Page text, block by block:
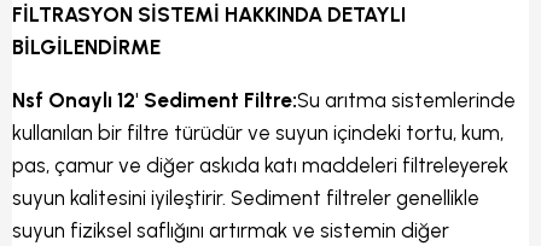
FİLTRASYON SİSTEMİ HAKKINDA DETAYLI
BİLGİLENDİRME
Nsf Onaylı 12' Sediment Filtre:Su arıtma sistemlerinde
kullanılan bir filtre türüdür ve suyun içindeki tortu, kum,
pas, çamur ve diğer askıda katı maddeleri filtreleyerek
suyun kalitesini iyileştirir. Sediment filtreler genellikle
suyun fiziksel saflığını artırmak ve sistemin diğer